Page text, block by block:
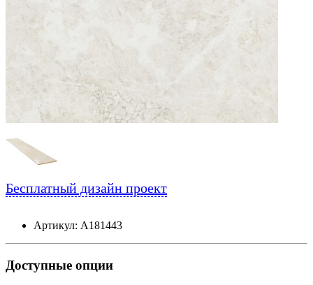
Бесплатный дизайн проект
Артикул: А181443
Доступные опции